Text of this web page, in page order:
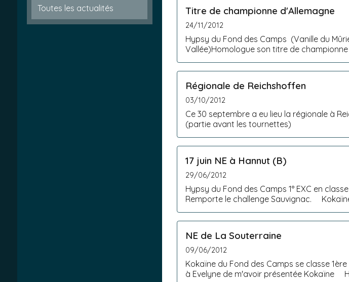
Toutes les actualités Titre de championne d'Allemagne
24/11/2012
Hypsy du Fond des Camps (Vanille du Mûrier de Sordeille x Artzain du Domaine des Gardiens de la
Vallée)Homologue son titre de
Régionale de Reichshoffen
03/10/2012
Ce 30 septembre a eu lieu la régionale à
(partie avant les tournettes)
17 juin NE à Hannut (B)
29/06/2012
Hypsy du Fond des Camps 1° EXC en
Remporte le
NE de La Souterraine
09/06/2012
Kokaïne du Fond des Camps se classe
à